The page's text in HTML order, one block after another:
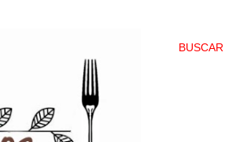
BUSCAR